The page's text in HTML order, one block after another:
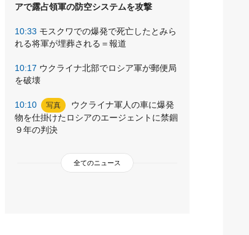
アで露占領軍の防空システムを攻撃
10:33 モスクワでの爆発で死亡したとみら
れる将軍が埋葬される＝報道
10:17 ウクライナ北部でロシア軍が郵便局
を破壊
10:10 写真
ウクライナ軍人の車に爆発
物を仕掛けたロシアのエージェントに禁錮
９年の判決
全てのニュース